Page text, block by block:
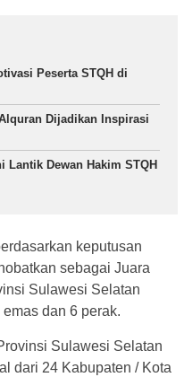
Peserta STQH di
Dijadikan Inspirasi
Lantik Dewan Hakim STQH
keputusan
sebagai Juara
Sulawesi Selatan
dan 6 perak.
Sulawesi Selatan
dari 24 Kabupaten / Kota